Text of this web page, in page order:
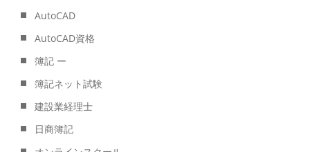
AutoCAD
AutoCAD資格
簿記 ー
簿記ネット試験
建設業経理士
日商簿記